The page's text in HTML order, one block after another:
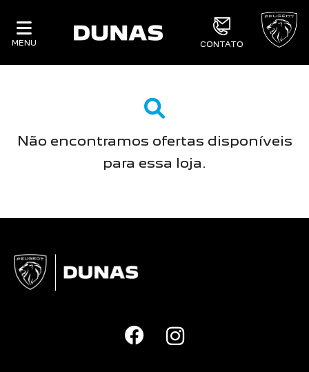
MENU CONTATO
Não encontramos ofertas disponíveis
para essa loja.